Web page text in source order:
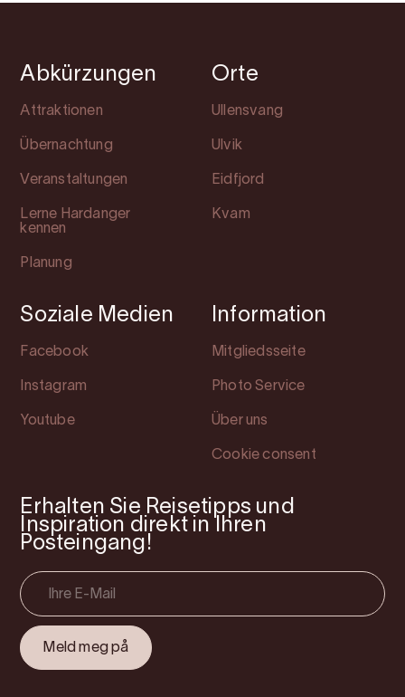
Abkürzungen
Attraktionen
Übernachtung
Veranstaltungen
Lerne Hardanger
kennen
Planung
Orte
Ullensvang
Ulvik
Eidfjord
Kvam
Soziale Medien
Facebook
Instagram
Youtube
Information
Mitgliedsseite
Photo Service
Über uns
Cookie consent
Erhalten Sie Reisetipps und
Inspiration direkt in Ihren
Posteingang!